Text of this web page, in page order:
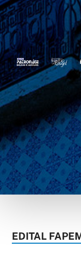
EDITAL